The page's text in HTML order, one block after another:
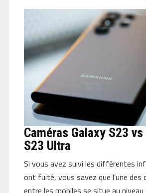
Caméras Galaxy S23
S23 Ultra
Si vous avez suivi les différentes
ont fuité, vous savez que l’une des
entre les mobiles se situe au niveau